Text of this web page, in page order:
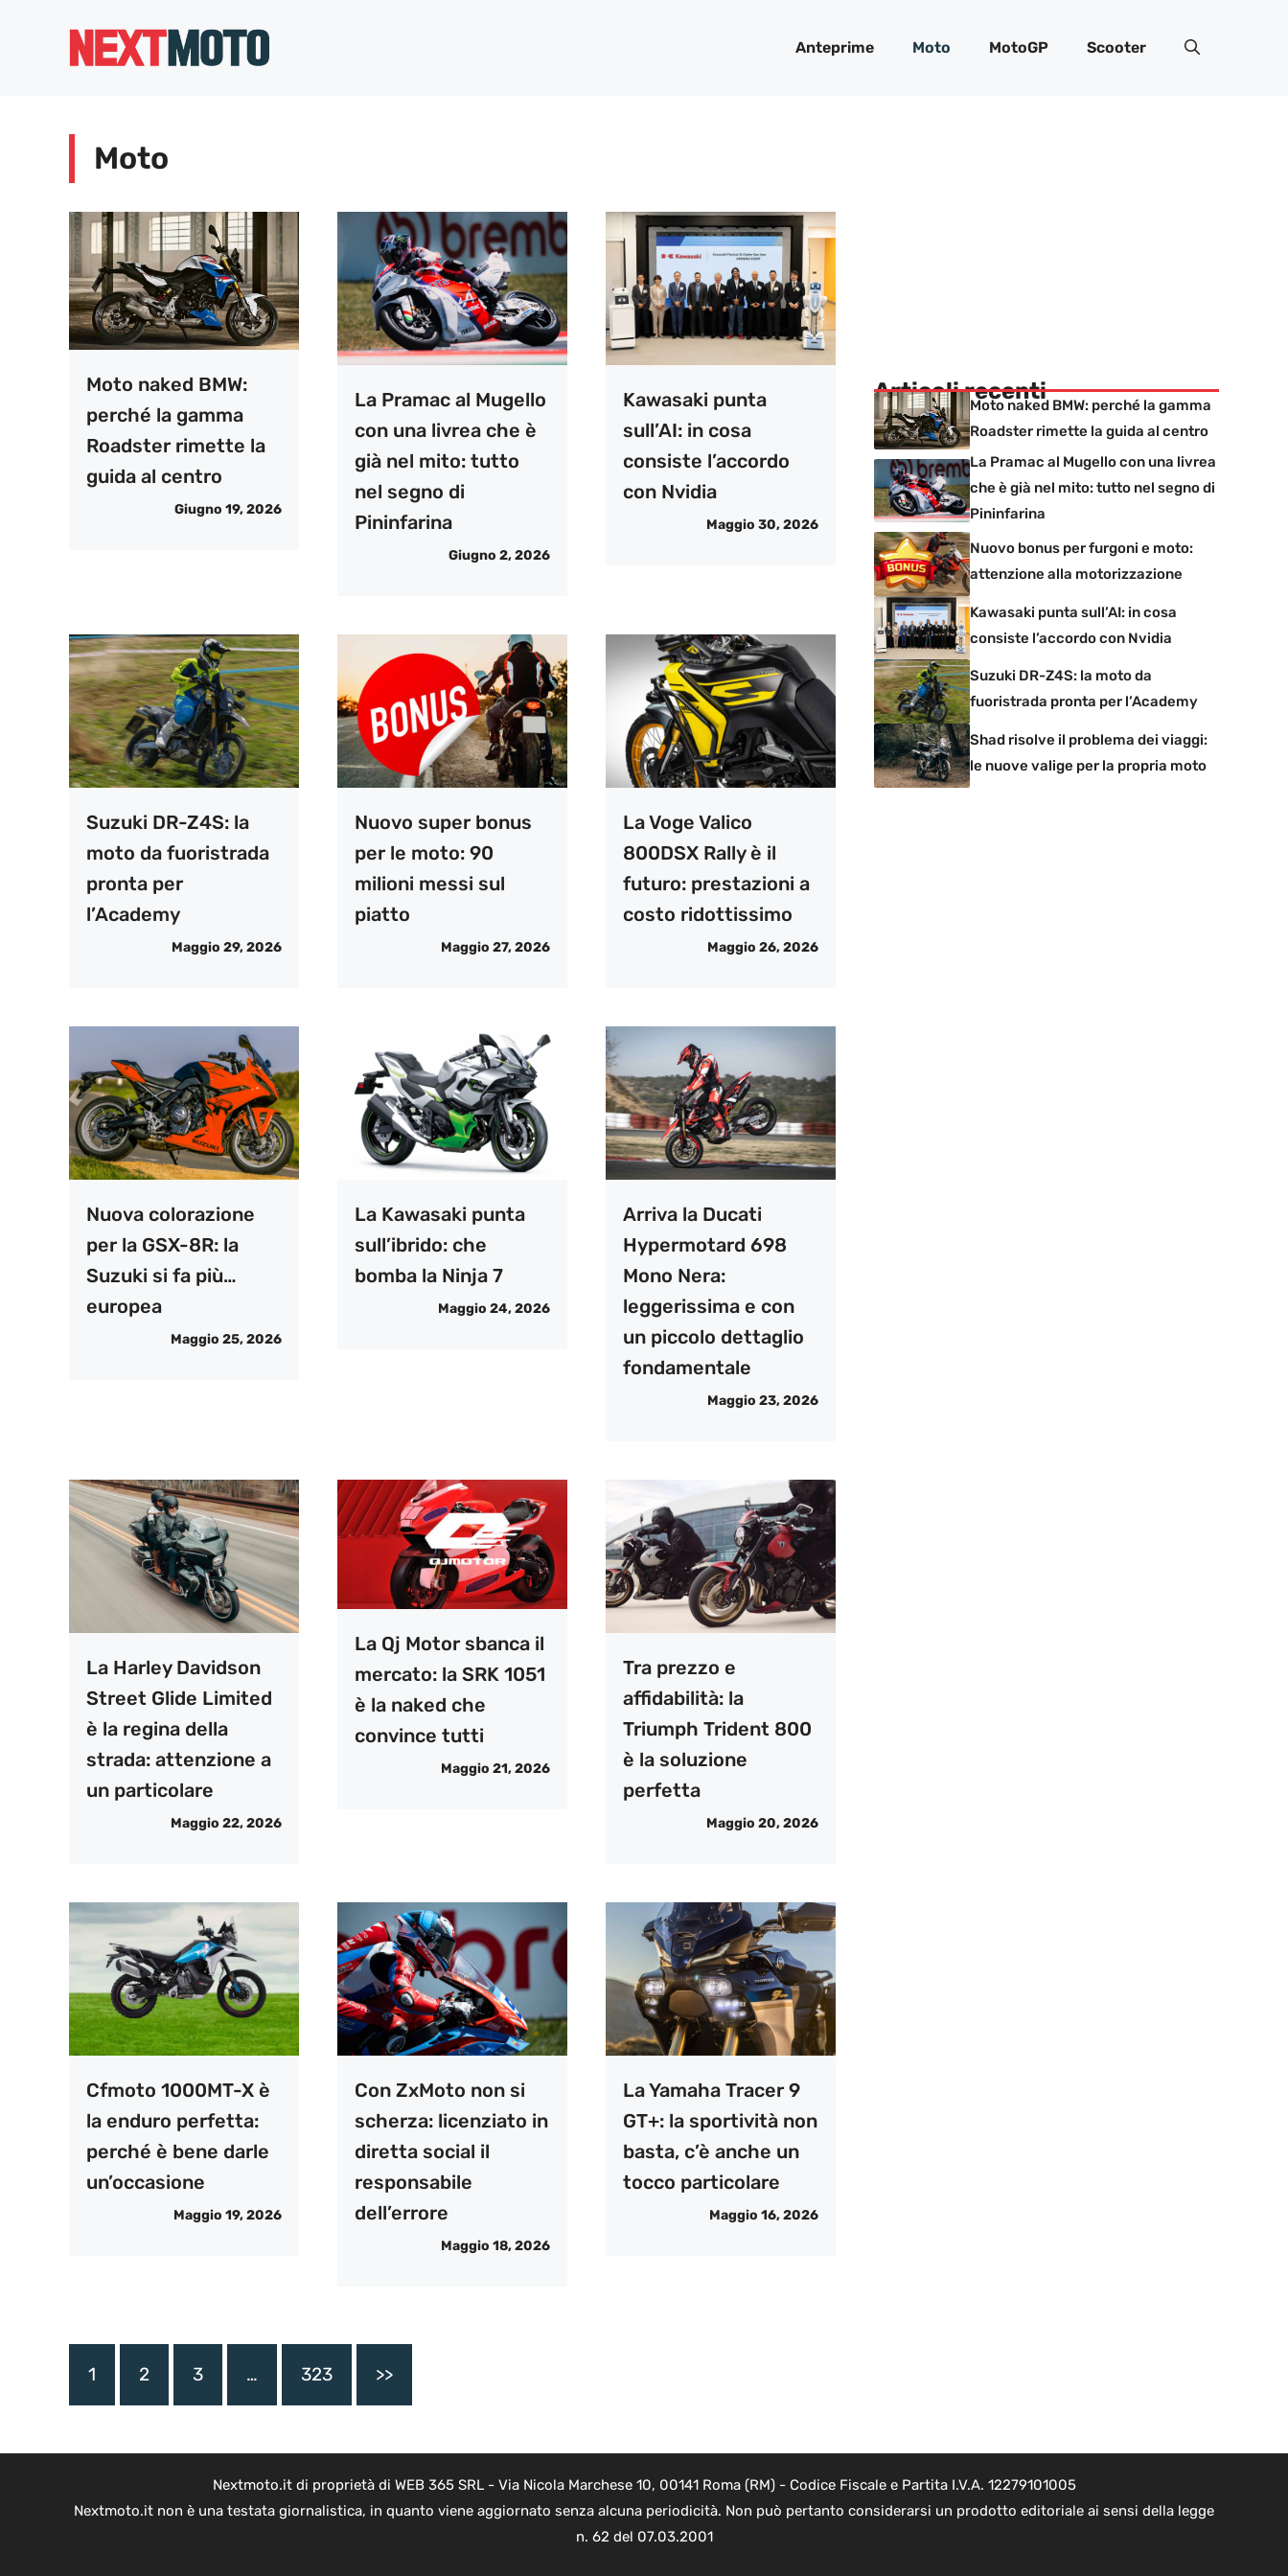
Anteprime Moto MotoGP Scooter
Moto
Moto naked BMW:
perché la gamma
Roadster rimette la
guida al centro
Giugno 19, 2026
La Pramac al Mugello
con una livrea che è
già nel mito: tutto
nel segno di
Pininfarina
Giugno 2, 2026
Kawasaki punta
sull’AI: in cosa
consiste l’accordo
con Nvidia
Maggio 30, 2026
Suzuki DR-Z4S: la
moto da fuoristrada
pronta per
l’Academy
Maggio 29, 2026
Nuovo super bonus
per le moto: 90
milioni messi sul
piatto
Maggio 27, 2026
La Voge Valico
800DSX Rally è il
futuro: prestazioni a
costo ridottissimo
Maggio 26, 2026
Nuova colorazione
per la GSX-8R: la
Suzuki si fa più…
europea
Maggio 25, 2026
La Kawasaki punta
sull’ibrido: che
bomba la Ninja 7
Maggio 24, 2026
Arriva la Ducati
Hypermotard 698
Mono Nera:
leggerissima e con
un piccolo dettaglio
fondamentale
Maggio 23, 2026
La Harley Davidson
Street Glide Limited
è la regina della
strada: attenzione a
un particolare
Maggio 22, 2026
La Qj Motor sbanca il
mercato: la SRK 1051
è la naked che
convince tutti
Maggio 21, 2026
Tra prezzo e
affidabilità: la
Triumph Trident 800
è la soluzione
perfetta
Maggio 20, 2026
Cfmoto 1000MT-X è
la enduro perfetta:
perché è bene darle
un’occasione
Maggio 19, 2026
Con ZxMoto non si
scherza: licenziato in
diretta social il
responsabile
dell’errore
Maggio 18, 2026
La Yamaha Tracer 9
GT+: la sportività non
basta, c’è anche un
tocco particolare
Maggio 16, 2026
1 2 3 … 323 >>
Articoli recenti
Moto naked BMW: perché la gamma
Roadster rimette la guida al centro
La Pramac al Mugello con una livrea
che è già nel mito: tutto nel segno di
Pininfarina
Nuovo bonus per furgoni e moto:
attenzione alla motorizzazione
Kawasaki punta sull’AI: in cosa
consiste l’accordo con Nvidia
Suzuki DR-Z4S: la moto da
fuoristrada pronta per l’Academy
Shad risolve il problema dei viaggi:
le nuove valige per la propria moto
Nextmoto.it di proprietà di WEB 365 SRL - Via Nicola Marchese 10, 00141 Roma (RM) - Codice Fiscale e Partita I.V.A. 12279101005
Nextmoto.it non è una testata giornalistica, in quanto viene aggiornato senza alcuna periodicità. Non può pertanto considerarsi un prodotto editoriale ai sensi della legge
n. 62 del 07.03.2001